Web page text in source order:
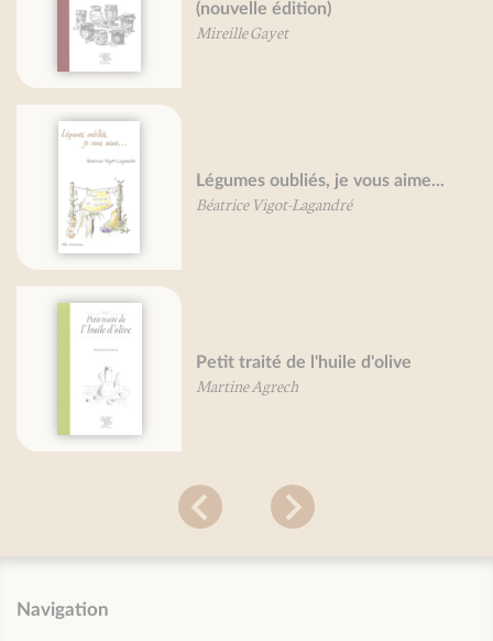
je vous aime... Oeufs, je vous
Potirons,
aime...
Navigation